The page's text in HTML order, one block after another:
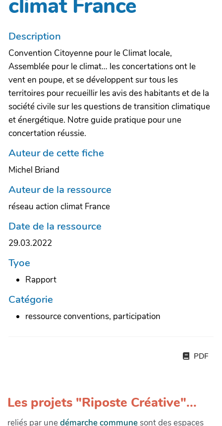
climat France
Description
Convention Citoyenne pour le Climat locale,
Assemblée pour le climat… les concertations ont le
vent en poupe, et se développent sur tous les
territoires pour recueillir les avis des habitants et de la
société civile sur les questions de transition climatique
et énergétique. Notre guide pratique pour une
concertation réussie.
Auteur de cette fiche
Michel Briand
Auteur de la ressource
réseau action climat France
Date de la ressource
29.03.2022
Tyoe
Rapport
Catégorie
ressource conventions, participation
PDF